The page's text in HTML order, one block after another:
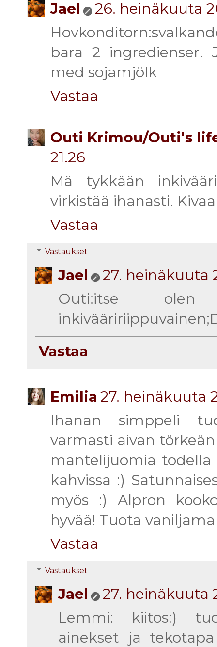
Jael
26. heinäkuuta
bara 2
med sojamjölk
Vastaa
Outi Krimou/Outi's
21.26
Mä tykkään
virkistää ihanasti.
Vastaa
Vastaukset
Jael
27. heinäkuuta
Outi:itse
Vastaa
Emilia 27. heinäkuuta
Ihanan simppeli
varmasti aivan
mantelijuomia todella
kahvissa :)
myös :) Alpron
hyvää! Tuota
Vastaa
Vastaukset
Jael
27. heinäkuuta
Lemmi: kiitos:)
ainekset ja